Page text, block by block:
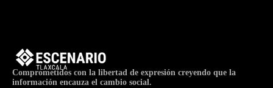
Comprometidos con la libertad de expresión creyendo que la
información encauza el cambio social.